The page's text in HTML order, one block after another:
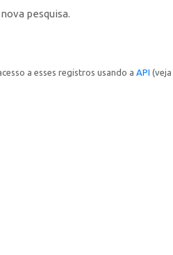
pesquisa.
a esses registros usando a API (veja